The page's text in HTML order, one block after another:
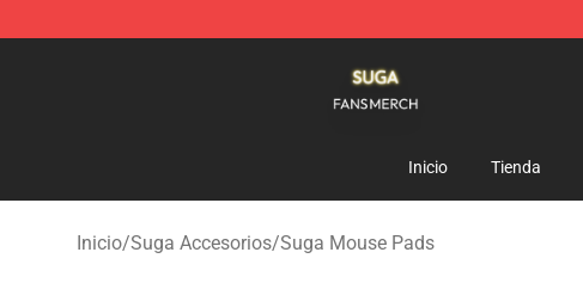
Inicio Tienda
Inicio/Suga Accesorios/Suga Mouse Pads